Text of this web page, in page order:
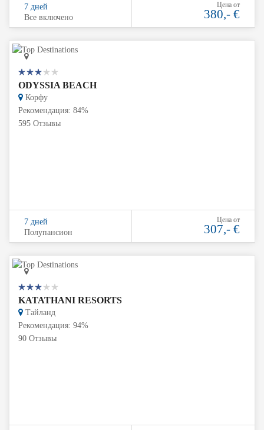
7 дней
Все включено
Цена от
380,- €
ODYSSIA BEACH
Корфу
Рекомендация: 84%
595 Отзывы
7 дней
Полупансион
Цена от
307,- €
KATATHANI RESORTS
Тайланд
Рекомендация: 94%
90 Отзывы